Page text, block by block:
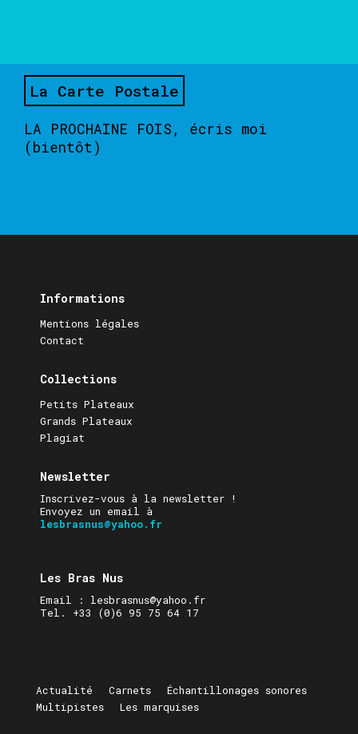
La Carte Postale
LA PROCHAINE FOIS, écris moi
(bientôt)
Informations
Mentions légales
Contact
Collections
Petits Plateaux
Grands Plateaux
Plagiat
Newsletter
Inscrivez-vous à la newsletter !
Envoyez un email à
lesbrasnus@yahoo.fr
Les Bras Nus
Email : lesbrasnus@yahoo.fr
Tel. +33 (0)6 95 75 64 17
Actualité Carnets
Échantillonages sonores
Multipistes
Les marquises